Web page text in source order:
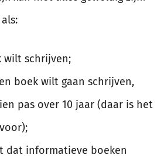
wilt schrijven;
boek wilt gaan schrijven,
pas over 10 jaar (daar is het
dat informatieve boeken